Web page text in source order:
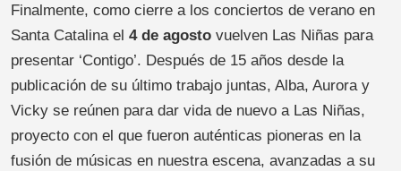
Finalmente, como cierre a los conciertos de verano en
Santa Catalina el 4 de agosto vuelven Las Niñas para
presentar ‘Contigo’. Después de 15 años desde la
publicación de su último trabajo juntas, Alba, Aurora y
Vicky se reúnen para dar vida de nuevo a Las Niñas,
proyecto con el que fueron auténticas pioneras en la
fusión de músicas en nuestra escena, avanzadas a su